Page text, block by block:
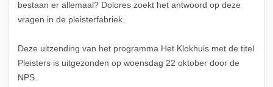
bestaan er allemaal? Dolores zoekt het antwoord op deze
vragen in de pleisterfabriek.
Deze uitzending van het programma Het Klokhuis met de titel
Pleisters is uitgezonden op woensdag 22 oktober door de
NPS.